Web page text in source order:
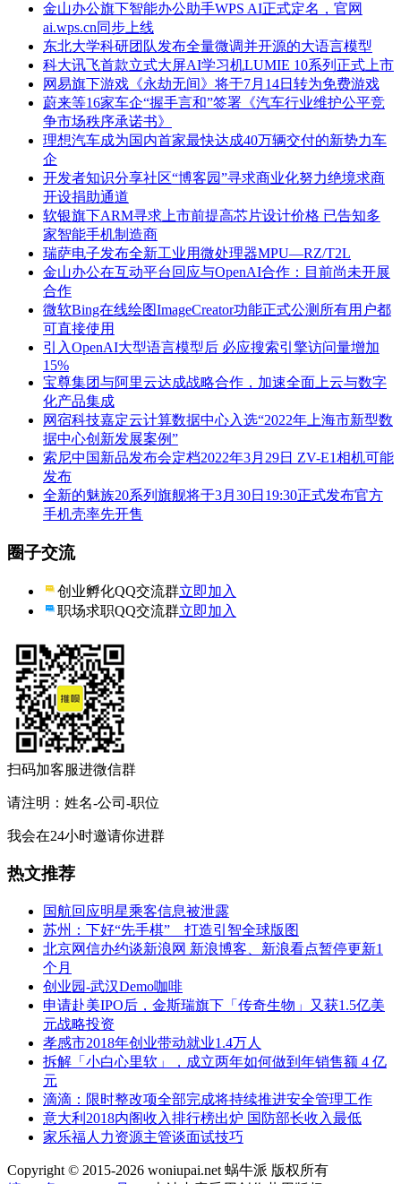
金山办公旗下智能办公助手WPS AI正式定名，官网
ai.wps.cn同步上线
东北大学科研团队发布全量微调并开源的大语言模型
科大讯飞首款立式大屏AI学习机LUMIE 10系列正式上市
网易旗下游戏《永劫无间》将于7月14日转为免费游戏
蔚来等16家车企“握手言和”签署《汽车行业维护公平竞
争市场秩序承诺书》
理想汽车成为国内首家最快达成40万辆交付的新势力车
企
开发者知识分享社区“博客园”寻求商业化努力绝境求商
开设捐助通道
软银旗下ARM寻求上市前提高芯片设计价格 已告知多
家智能手机制造商
瑞萨电子发布全新工业用微处理器MPU—RZ/T2L
金山办公在互动平台回应与OpenAI合作：目前尚未开展
合作
微软Bing在线绘图ImageCreator功能正式公测所有用户都
可直接使用
引入OpenAI大型语言模型后 必应搜索引擎访问量增加
15%
宝尊集团与阿里云达成战略合作，加速全面上云与数字
化产品集成
网宿科技嘉定云计算数据中心入选“2022年上海市新型数
据中心创新发展案例”
索尼中国新品发布会定档2022年3月29日 ZV-E1相机可能
发布
全新的魅族20系列旗舰将于3月30日19:30正式发布官方
手机壳率先开售
圈子交流
创业孵化QQ交流群立即加入
职场求职QQ交流群立即加入
扫码加客服进微信群
请注明：姓名-公司-职位
我会在24小时邀请你进群
热文推荐
国航回应明星乘客信息被泄露
苏州：下好“先手棋” 打造引智全球版图
北京网信办约谈新浪网 新浪博客、新浪看点暂停更新1
个月
创业园-武汉Demo咖啡
申请赴美IPO后，金斯瑞旗下「传奇生物」又获1.5亿美
元战略投资
孝感市2018年创业带动就业1.4万人
拆解「小白心里软」，成立两年如何做到年销售额 4 亿
元
滴滴：限时整改项全部完成将持续推进安全管理工作
意大利2018内阁收入排行榜出炉 国防部长收入最低
家乐福人力资源主管谈面试技巧
Copyright © 2015-2026 woniupai.net 蜗牛派 版权所有